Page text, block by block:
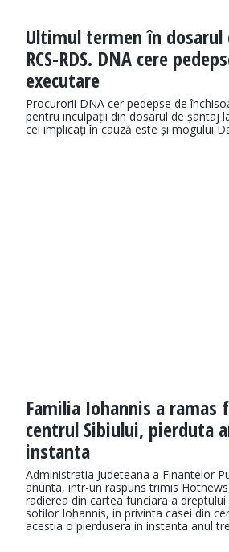
Ultimul termen în dosarul
RCS-RDS. DNA cere
executare
Procurorii DNA cer pedepse de
pentru inculpații din dosarul de șantaj
cei implicați în cauză este și mogului
Familia Iohannis a ramas
centrul Sibiului, pierduta
instanta
Administratia Judeteana a Finantelor
anunta, intr-un raspuns trimis
radierea din cartea funciara a
sotilor Iohannis, in privinta casei din
acestia o pierdusera in instanta anul